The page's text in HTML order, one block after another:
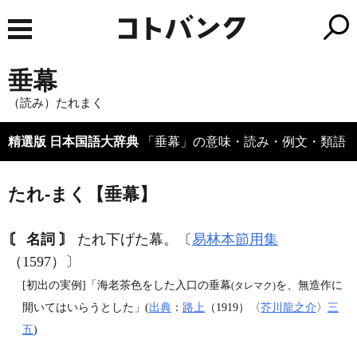
垂幕
（読み）たれまく
精選版 日本国語大辞典 「垂幕」の意味・読み・例文・類語
たれ‐まく【垂幕】
〘 名詞 〙 たれ下げた幕。〔 易林本節用集
（1597）〕
[初出の実例]「海老茶色をした入口の垂幕(タレマク)を、無造作に
開いてはいらうとした」(出典 ： 路上 （1919）〈芥川龍之介〉 三
五)